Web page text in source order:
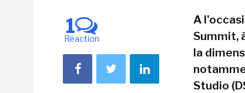
1
Réaction
A
Summit,
la
Studio